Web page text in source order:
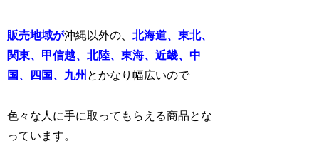
販売地域が沖縄以外の、北海道、東北、
関東、甲信越、北陸、東海、近畿、中
国、四国、九州 とかなり幅広いので
色々な人に手に取ってもらえる商品とな
っています。